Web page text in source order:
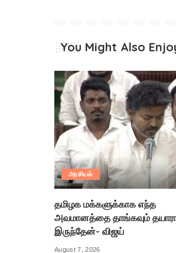
You Might Also
அரசியல்
தமிழக மக்களுக்காக எந்த
அவமானத்தை தாங்கவும்
இருந்தேன்- விஜய்
August 7, 2026